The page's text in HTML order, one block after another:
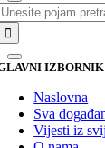
IZBORNIK
Naslovna
Sva
Vijesti iz